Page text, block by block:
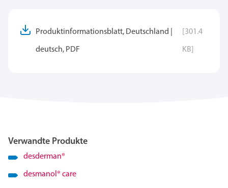
Produktinformationsblatt, Deutschland |
deutsch, PDF
[301.4
KB]
Verwandte Produkte
desderman®
desmanol ® care